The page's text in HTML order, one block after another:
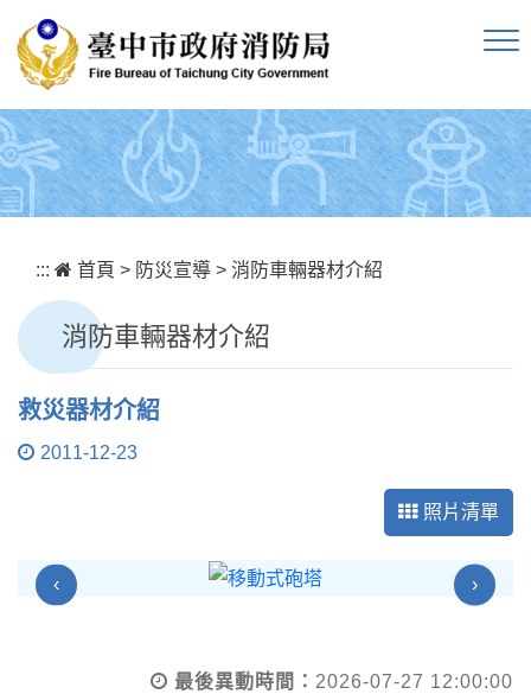
::: 首頁 > 防災宣導 > 消防車輛器材介紹
消防車輛器材介紹
救災器材介紹
2011-12-23
照片清單
‹ ›
最後異動時間： 2026-07-27 12:00:00